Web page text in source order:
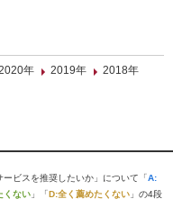
年 2019年
2018年
ビスを推奨したいか」について「A:
くない 」「D:全く薦めたくない 」の4段